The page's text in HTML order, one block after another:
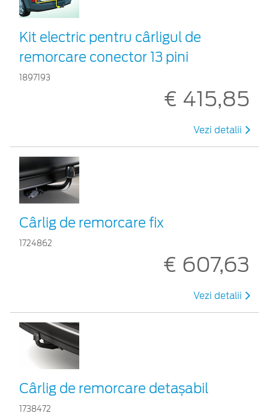
Kit electric pentru cârligul de
remorcare conector 13 pini
1897193
€ 415,85
Vezi detalii
Cârlig de remorcare fix
1724862
€ 607,63
Vezi detalii
Cârlig de remorcare detașabil
1738472